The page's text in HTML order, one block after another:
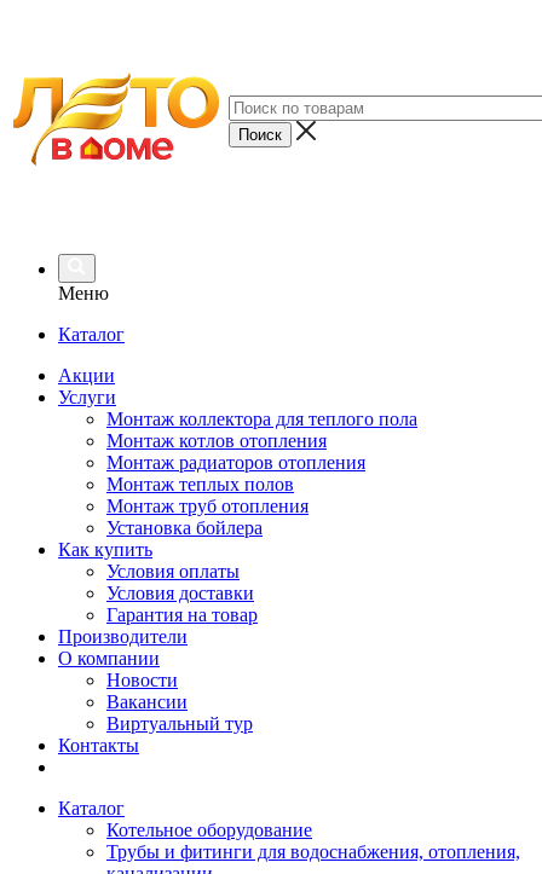
Меню
Каталог
Акции
Услуги
Монтаж коллектора для теплого пола
Монтаж котлов отопления
Монтаж радиаторов отопления
Монтаж теплых полов
Монтаж труб отопления
Установка бойлера
Как купить
Условия оплаты
Условия доставки
Гарантия на товар
Производители
О компании
Новости
Вакансии
Виртуальный тур
Контакты
Каталог
Котельное оборудование
Трубы и фитинги для водоснабжения, отопления,